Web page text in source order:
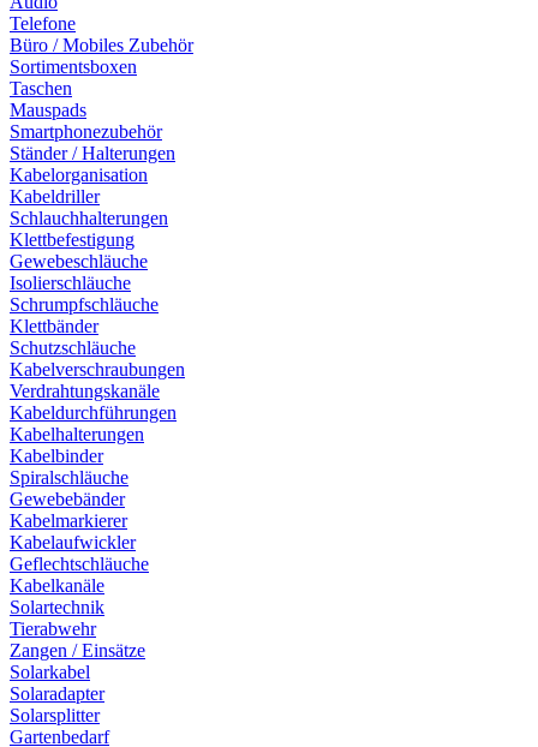
Telefone
Büro / Mobiles Zubehör
Sortimentsboxen
Taschen
Mauspads
Smartphonezubehör
Ständer / Halterungen
Kabelorganisation
Kabeldriller
Schlauchhalterungen
Klettbefestigung
Gewebeschläuche
Isolierschläuche
Schrumpfschläuche
Klettbänder
Schutzschläuche
Kabelverschraubungen
Verdrahtungskanäle
Kabeldurchführungen
Kabelhalterungen
Kabelbinder
Spiralschläuche
Gewebebänder
Kabelmarkierer
Kabelaufwickler
Geflechtschläuche
Kabelkanäle
Solartechnik
Tierabwehr
Zangen / Einsätze
Solarkabel
Solaradapter
Solarsplitter
Gartenbedarf